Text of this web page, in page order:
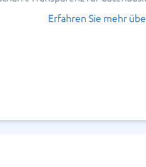
Erfahren Sie mehr